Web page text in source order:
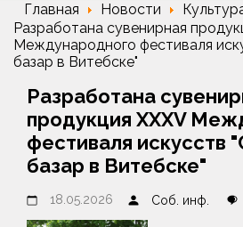
Главная Новости
Разработана сувенирная
Международного фестиваля
базар в Витебске"
Разработана
продукция XXXV
фестиваля искусств
базар в Витебске"
18.05.2026 Соб. инф.